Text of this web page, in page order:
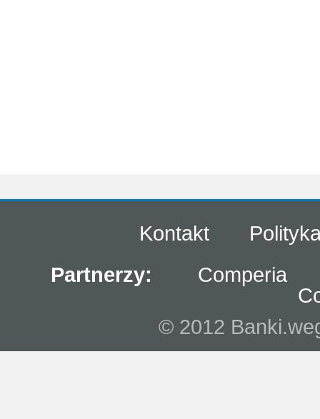
Kontakt
Partnerzy:
Comperia
© 2012